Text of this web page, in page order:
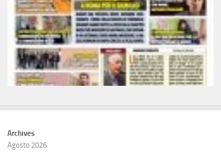
Archives
Agosto 2026